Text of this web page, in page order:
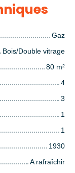
Gaz
Bois/Double vitrage
80 m²
4
3
1
1
1930
A rafraîchir